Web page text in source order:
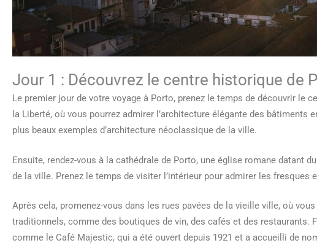
Jour 1 : Découvrez le centre historique de
Le premier jour de votre voyage à Porto, prenez le temps de découvrir le
la Liberté, où vous pourrez admirer l’architecture élégante des bâtiments
plus beaux exemples d’architecture néoclassique de la ville.
Ensuite, rendez-vous à la cathédrale de Porto, une église romane datant
de la ville. Prenez le temps de visiter l’intérieur pour admirer les
Après cela, promenez-vous dans les rues pavées de la vieille ville, où
traditionnels, comme des boutiques de vin, des cafés et des restaurants.
comme le Café Majestic, qui a été ouvert depuis 1921 et a accueilli de